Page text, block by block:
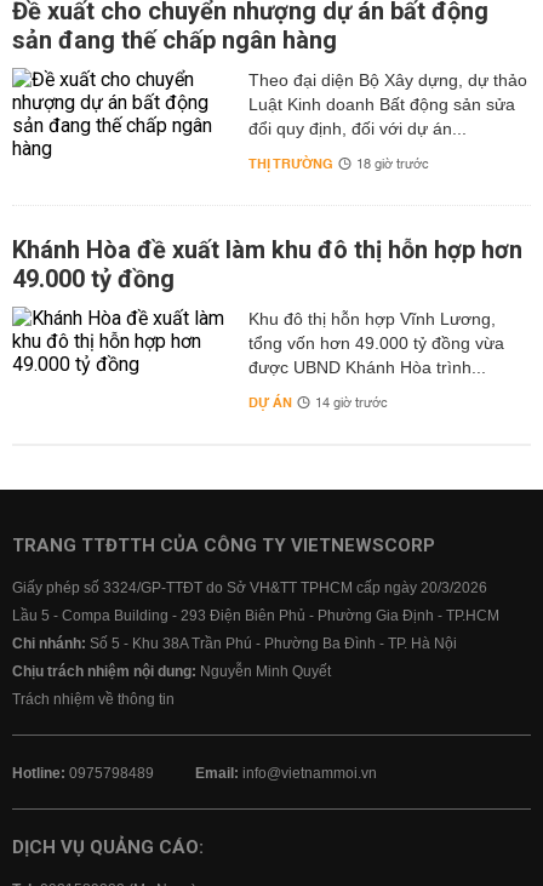
Đề xuất cho chuyển nhượng dự án bất động
sản đang thế chấp ngân hàng
Theo đại diện Bộ Xây dựng, dự thảo
Luật Kinh doanh Bất động sản sửa
đổi quy định, đối với dự án...
THỊ TRƯỜNG 18 giờ trước
Khánh Hòa đề xuất làm khu đô thị hỗn hợp hơn
49.000 tỷ đồng
Khu đô thị hỗn hợp Vĩnh Lương,
tổng vốn hơn 49.000 tỷ đồng vừa
được UBND Khánh Hòa trình...
DỰ ÁN 14 giờ trước
TRANG TTĐTTH CỦA CÔNG TY VIETNEWSCORP
Giấy phép số 3324/GP-TTĐT do Sở VH&TT TPHCM cấp ngày 20/3/2026
Lầu 5 - Compa Building - 293 Điện Biên Phủ - Phường Gia Định - TP.HCM
Chi nhánh: Số 5 - Khu 38A Trần Phú - Phường Ba Đình - TP. Hà Nội
Chịu trách nhiệm nội dung: Nguyễn Minh Quyết
Trách nhiệm về thông tin
Hotline: 0975798489 Email: info@vietnammoi.vn
DỊCH VỤ QUẢNG CÁO: